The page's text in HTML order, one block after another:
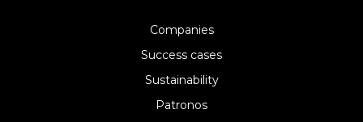
Companies
Success cases
Sustainability
Patronos